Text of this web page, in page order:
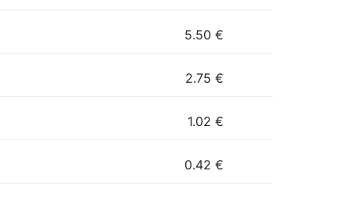
5.50 €
2.75 €
1.02 €
0.42 €